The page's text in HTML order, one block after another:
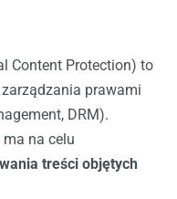
Content Protection) to
prawami
DRM).
na celu
treści objętych